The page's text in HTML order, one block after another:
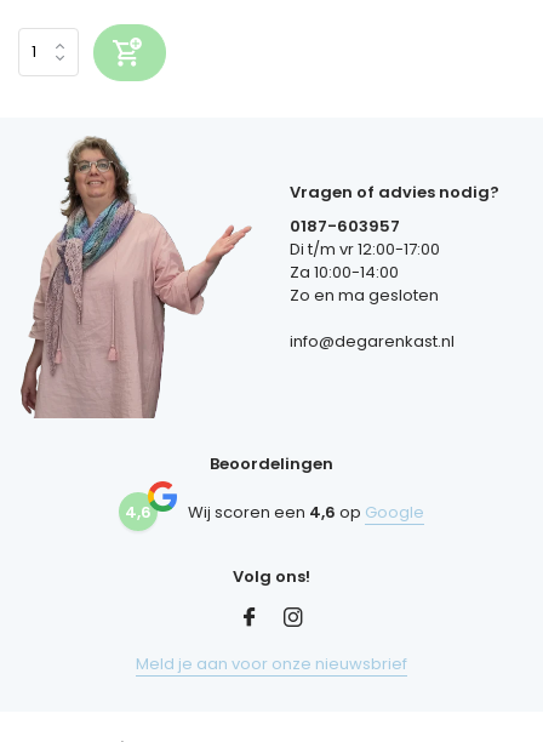
Vragen of advies nodig?
0187-603957
Di t/m vr 12:00-17:00
Za 10:00-14:00
Zo en ma gesloten
info@degarenkast.nl
Beoordelingen
4,6 Wij scoren een 4,6 op Google
Volg ons!
Meld je aan voor onze nieuwsbrief